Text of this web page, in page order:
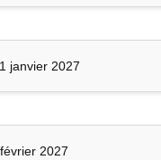
janvier 2027
2027